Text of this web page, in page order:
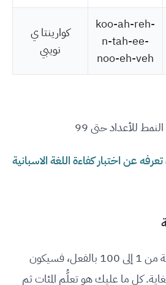
koo-ah-reh-
n-tah-ee-
noo-eh-veh
كوارينتا ي
نويبي
للأعداد حتى 99
عن اختبار كفاءة اللغة الاسبانية
إذا أتقنت الأرقام الإسبانيَّة من 1 إلى 100 بالفعل، فسيكون
سهلاً للغاية. كل ما عليك هو تعلُّم المئات ثم